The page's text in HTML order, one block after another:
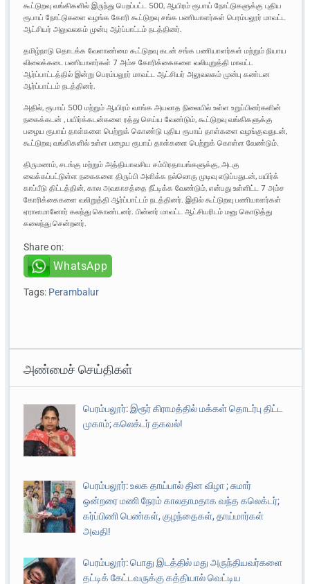
கூட்டுறவு வங்கிகளில் இருந்து பெறப்பட்ட 500, ஆயிரம் ரூபாய் நோட்டுகளுக்கு புதிய
ரூபாய் நோட்டுகளை வழங்க கோரி கூட்டுறவு சங்க பணியாளர்கள் பெரம்பலூர் மாவட்ட
ஆட்சியர் அலுவலகம் முன்பு ஆர்ப்பாட்டம் நடத்தினர்.
தமிழ்நாடு தொடக்க வேளாண்மை கூட்டுறவு கடன் சங்க பணியாளர்கள் மற்றும் நியாய
விலைக்கடை பணியாளர்கள் 7 அம்ச கோரிக்கைகளை வலியுறுத்தி மாவட்ட
ஆர்ப்பாட்டத்தில் இன்று பெரம்பலூர் மாவட்ட ஆட்சியர் அலுவலகம் முன்பு கண்டன
ஆர்ப்பாட்டம் நடத்தினர்.
அதில், ரூபாய் 500 மற்றும் ஆயிரம் வாங்க அயலாத நிலையில் உள்ள உறுப்பினர்களின்
நகைக்கடன் , பயிர்க்கடன்களை ரத்து செய்ய வேண்டும், கூட்டுறவு வங்கிகளுக்கு
பழைய ரூபாய் தாள்களை பெற்றுக் கொண்டு புதிய ரூபாய் தாள்களை வழங்குவதுடன்,
கூட்டுறவு வங்கிகளில் உள்ள பழைய ரூபாய் தாள்களை பெற்றுக் கொள்ள வேண்டும்.
திருமணம், சடங்கு மற்றும் அத்தியாவசிய சம்பிரதாயங்களுக்கு, அடகு
வைக்கப்பட்டுள்ள நகைகளை திருப்பி அளிக்க நல்லொரு முடிவு எடுப்பதுடன், பயிர்க்
காப்பீடு திட்டத்தின், கால அவகாசத்தை நீட்டிக்க வேண்டும், என்பது உள்ளிட்ட 7 அம்ச
கோரிக்கைகளை வலிறுத்தி ஆர்ப்பாட்டம் நடத்தினர். இதில் கூட்டுறவு பணியாளர்கள்
ஏராளமானோர் கலந்து கொண்டனர். பின்னர் மாவட்ட ஆட்சியரிடம் மனு கொடுத்து
கலைந்து சென்றனர்.
Share on:
WhatsApp
Tags: Perambalur
அண்மைச் செய்திகள்
பெரம்பலூர்: இரூர் கிராமத்தில் மக்கள் தொடர்பு திட்ட
முகாம்; கலெக்டர் தகவல்!
பெரம்பலூர்: உலக தாய்பால் தின விழா ; சுமார்
ஒன்றரை மணி நேரம் காலதாமதாக வந்த கலெக்டர்;
கர்ப்பிணி பெண்கள், குழந்தைகள், தாய்மார்கள்
அவதி!
பெரம்பலூர்: பொது இடத்தில் மது அருந்தியவர்களை
தட்டிக் கேட்டவருக்கு கத்தியால் வெட்டிய